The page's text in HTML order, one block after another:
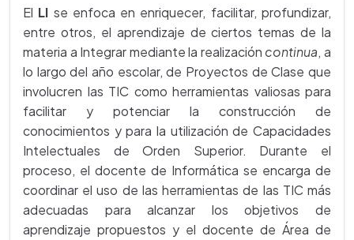
El LI se enfoca en enriquecer, facilitar, profundizar,
entre otros, el aprendizaje de ciertos temas de la
materia a Integrar mediante la realización continua, a
lo largo del año escolar, de Proyectos de Clase que
involucren las TIC como herramientas valiosas para
facilitar y potenciar la construcción de
conocimientos y para la utilización de Capacidades
Intelectuales de Orden Superior. Durante el
proceso, el docente de Informática se encarga de
coordinar el uso de las herramientas de las TIC más
adecuadas para alcanzar los objetivos de
aprendizaje propuestos y el docente de Área de